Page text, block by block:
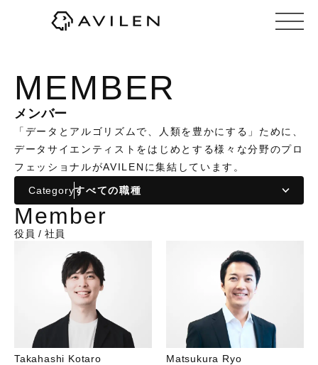
株式会社AVILEN（アヴィレン）
MEMBER
メンバー
「データとアルゴリズムで、人類を豊かにする」ために、
データサイエンティストをはじめとする様々な分野のプロ
フェッショナルがAVILENに集結しています。
Category
Member
役員 / 社員
Takahashi Kotaro Matsukura Ryo